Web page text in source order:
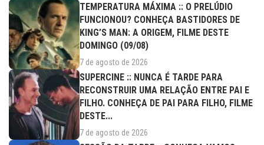
TEMPERATURA MÁXIMA :: O PRELÚDIO
FUNCIONOU? CONHEÇA BASTIDORES DE
KING’S MAN: A ORIGEM, FILME DESTE
DOMINGO (09/08)
7 de agosto de 2026
SUPERCINE :: NUNCA É TARDE PARA
RECONSTRUIR UMA RELAÇÃO ENTRE PAI E
FILHO. CONHEÇA DE PAI PARA FILHO, FILME
DESTE...
7 de agosto de 2026